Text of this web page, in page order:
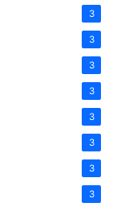
3
3
3
3
3
3
3
3